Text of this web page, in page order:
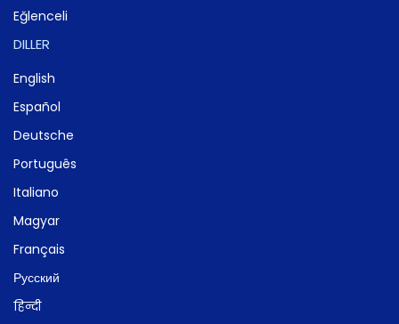
Eğlenceli
DILLER
English
Español
Deutsche
Português
Italiano
Magyar
Français
Русский
हिन्दी